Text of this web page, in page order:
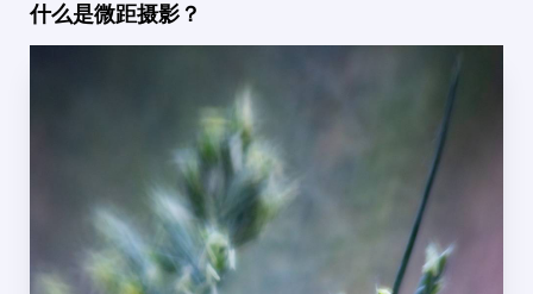
什么是微距摄影？